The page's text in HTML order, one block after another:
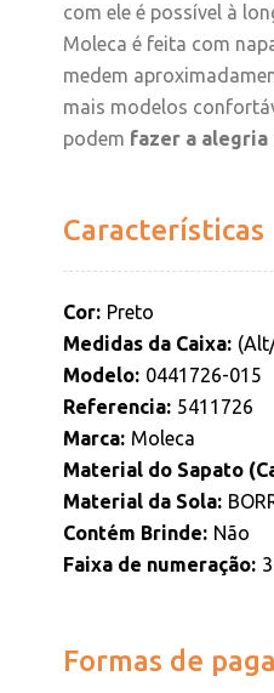
com ele é possível à
Moleca é feita com
medem
mais modelos
podem fazer a alegria
Características
Cor Preto
Medidas da Caixa
Modelo 0441726-015
Referencia 5411726
Marca Moleca
Material do Sapato
Material da Sola
Contém Brinde
Não
Faixa de numeração
Formas de